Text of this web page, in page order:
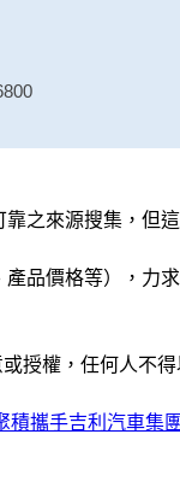
之來源搜集，
品價格等），
授權，任何人
積攜手吉利汽車集